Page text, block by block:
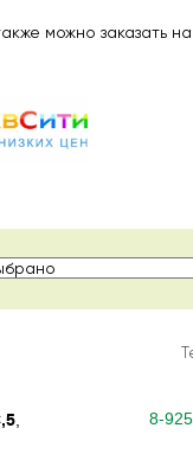
можно заказать
, 8-